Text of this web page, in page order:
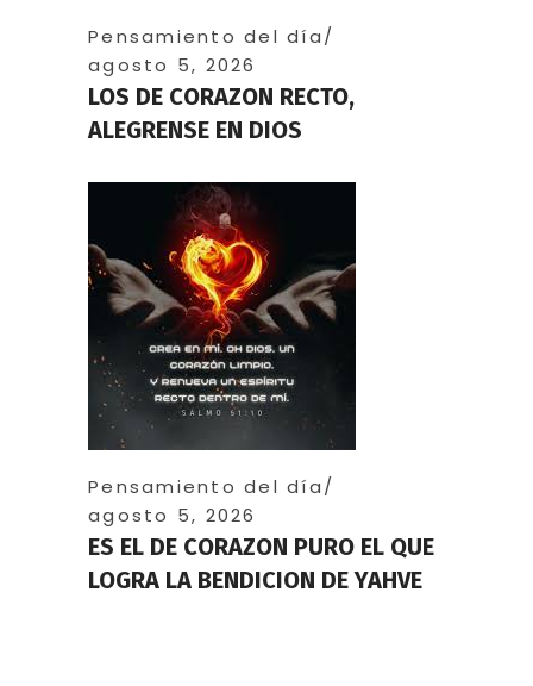
Pensamiento del día
agosto 5, 2026
LOS DE CORAZON RECTO,
ALEGRENSE EN DIOS
Pensamiento del día
agosto 5, 2026
ES EL DE CORAZON PURO EL QUE
LOGRA LA BENDICION DE YAHVE